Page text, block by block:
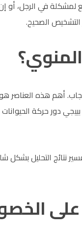
لمشكلة في الرجل، أو
الصحيح.
أهم هذه العناصر
حركة الحيوانات
التحليل بشكل
على